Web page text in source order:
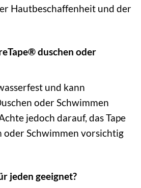
Hautbeschaffenheit und der
duschen oder
und kann
oder Schwimmen
jedoch darauf, das Tape
oder Schwimmen vorsichtig
jeden geeignet?